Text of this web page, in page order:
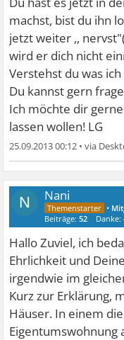
machst, bist du ihn
jetzt weiter ,,
wird er dich nicht
Verstehst du was
Du kannst gern
Ich möchte dir
lassen wollen! LG
25.09.2013 00:12 •
N Nani
•
Beiträge:52 Danke:
Hallo Zuviel, ich
Ehrlichkeit und
irgendwie im
Kurz zur Erklärung,
Häuser. In einem
Eigentumswohnung